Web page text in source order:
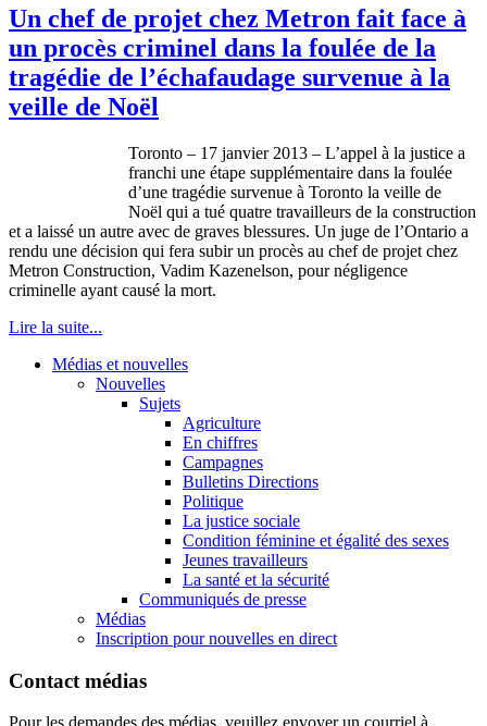
Un chef de projet chez Metron fait face à
un procès criminel dans la foulée de la
tragédie de l’échafaudage survenue à la
veille de Noël
Toronto – 17 janvier2013 – L’appel à la justice a
franchi une étape supplémentaire dans la foulée
d’une tragédie survenue à Toronto la veille de
Noël qui a tué quatre travailleurs de la construction
et a laissé un autre avec de graves blessures. Un juge de l’Ontario a
rendu une décision qui fera subirun procès au chef de projet chez
Metron Construction, Vadim Kazenelson, pournégligence
criminelle ayant causé la mort.
Lire la suite...
Médias et nouvelles
Nouvelles
Sujets
Agriculture
En chiffres
Campagnes
Bulletins Directions
Politique
La justice sociale
Condition féminine et égalité des sexes
Jeunes travailleurs
La santé et la sécurité
Communiqués de presse
Médias
Inscription pour nouvelles en direct
Contact médias